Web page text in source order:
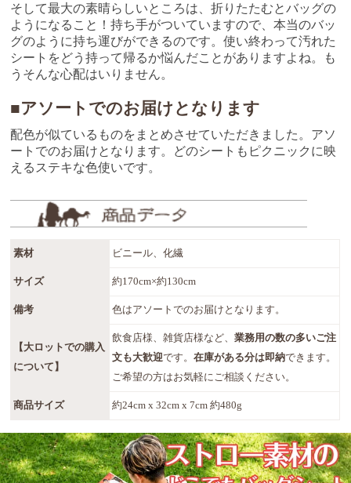
そして最大の素晴らしいところは、折りたたむとバッグの
ようになること！持ち手がついていますので、本当のバッ
グのように持ち運びができるのです。使い終わって汚れた
シートをどう持って帰るか悩んだことがありますよね。も
うそんな心配はいりません。
■アソートでのお届けとなります
配色が似ているものをまとめさせていただきました。アソ
ートでのお届けとなります。どのシートもピクニックに映
えるステキな色使いです。
素材 ビニール、化繊
サイズ 約170cm×約130cm
備考 色はアソートでのお届けとなります。
【大ロットでの購入
について】
飲食店様、雑貨店様など、業務用の数の多いご注
文も大歓迎です。在庫がある分は即納できます。
ご希望の方はお気軽にご相談ください。
商品サイズ 約24cm x 32cm x 7cm 約480g